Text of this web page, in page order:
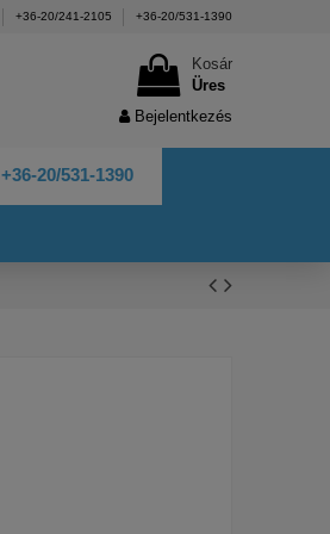
+36-20/241-2105 +36-20/531-1390
Kosár
Üres
Bejelentkezés
+36-20/531-1390